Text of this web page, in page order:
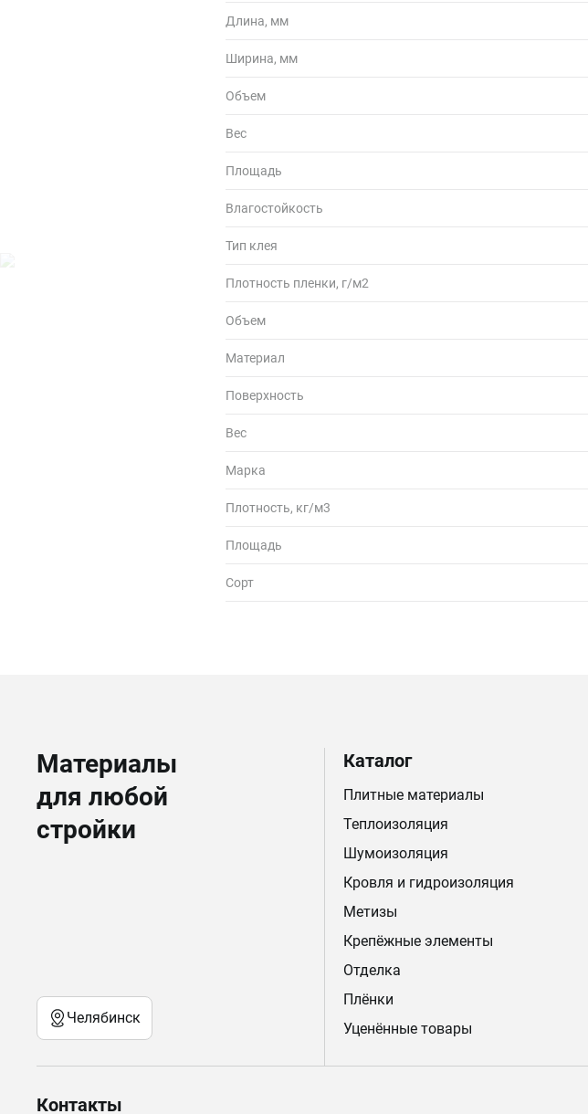
Длина, мм
Ширина, мм
Объем
Вес
Площадь
Влагостойкость
Тип клея
Плотность пленки, г/м2
Объем
Материал
Поверхность
Вес
Марка
Плотность, кг/м3
Площадь
Сорт
Материалы
для любой
стройки
Челябинск
Каталог
Плитные материалы
Теплоизоляция
Шумоизоляция
Кровля и гидроизоляция
Метизы
Крепёжные элементы
Отделка
Плёнки
Уценённые товары
Контакты